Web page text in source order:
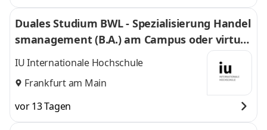
Duales Studium BWL - Spezialisierung Handel
smanagement (B.A.) am Campus oder virtuel
l
IU Internationale Hochschule
Frankfurt am Main
vor 13 Tagen